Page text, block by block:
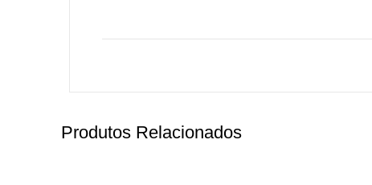
Produtos Relacionados